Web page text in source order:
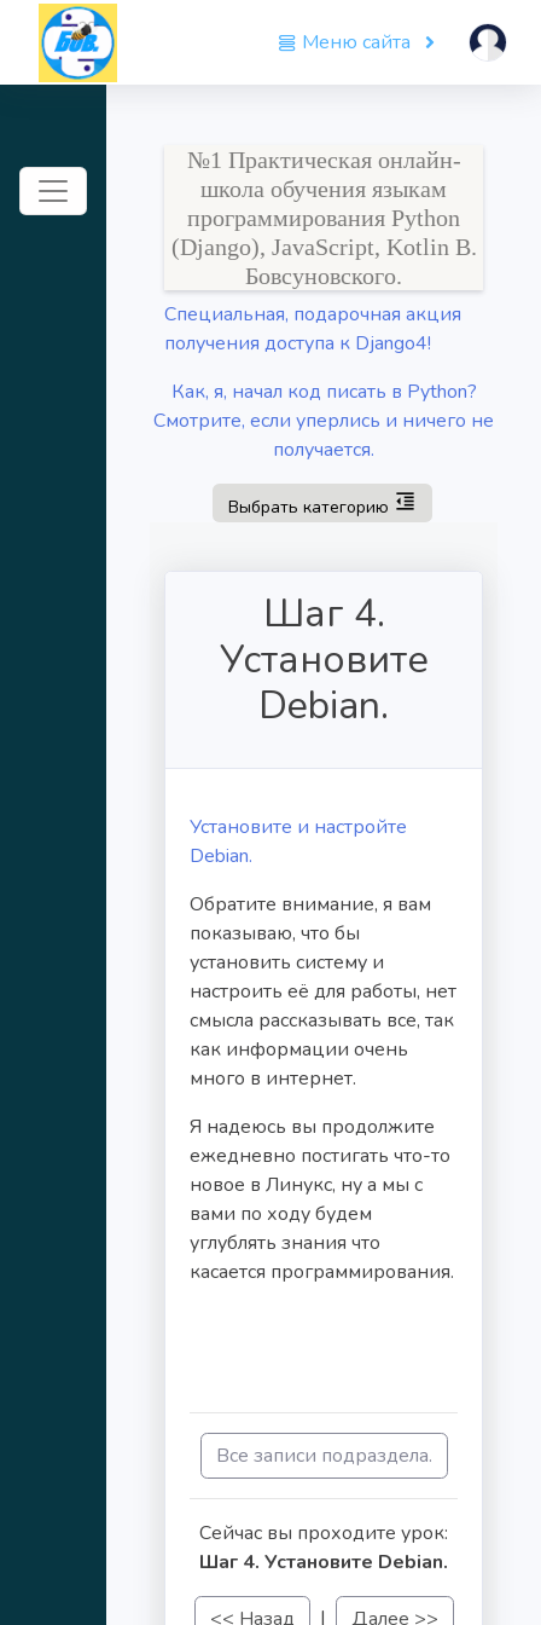
Toggle navigation
Меню сайта
№1 Практическая онлайн-
школа обучения языкам
программирования Python
(Django), JavaScript, Kotlin В.
Бовсуновского.
Специальная, подарочная акция
получения доступа к Django4!
Как, я, начал код писать в Python?
Смотрите, если уперлись и ничего не
получается.
Toggle navigation
Выбрать категорию format_indent_decrease
Шаг 4.
Установите
Debian.
Установите и настройте
Debian.
Обратите внимание, я вам
показываю, что бы
установить систему и
настроить её для работы, нет
смысла рассказывать все, так
как информации очень
много в интернет.
Я надеюсь вы продолжите
ежедневно постигать что-то
новое в Линукс, ну а мы с
вами по ходу будем
углублять знания что
касается программирования.
Вcе записи подраздела.
Сейчас вы проходите урок:
Шаг 4. Установите Debian.
<< Назад | Далее >>